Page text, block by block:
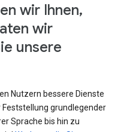
wir Ihnen,
wir
unsere
Nutzern bessere Dienste
grundlegender
Sprache bis hin zu